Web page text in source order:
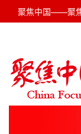
聚焦中国——聚